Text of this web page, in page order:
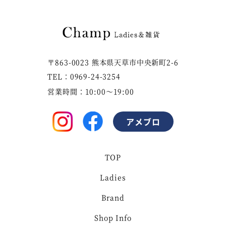
〒863-0023 熊本県天草市中央新町2-6
TEL：0969-24-3254
営業時間：10:00～19:00
アメブロ
TOP
Ladies
Brand
Shop Info